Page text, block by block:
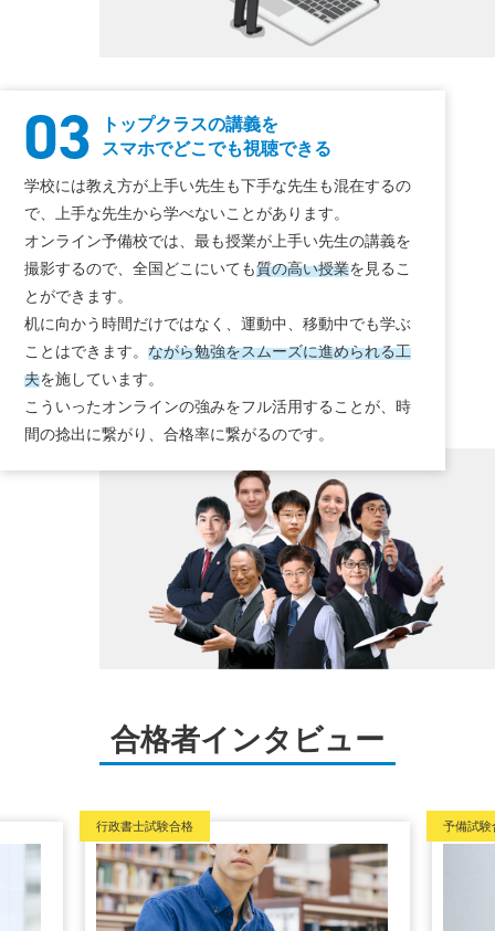
トップクラスの講義を
スマホでどこでも視聴できる
学校には教え方が上手い先生も下手な先生も混在するの
で、上手な先生から学べないことがあります。
オンライン予備校では、最も授業が上手い先生の講義を
撮影するので、全国どこにいても質の高い授業を見るこ
とができます。
机に向かう時間だけではなく、運動中、移動中でも学ぶ
ことはできます。ながら勉強をスムーズに進められる工
夫を施しています。
こういったオンラインの強みをフル活用することが、時
間の捻出に繋がり、合格率に繋がるのです。
合格者インタビュー
行政書士試験合格 予備試験